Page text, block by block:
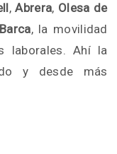
,Abrera, Olesa de
, la movilidad
laborales. Ahí la
y desde más